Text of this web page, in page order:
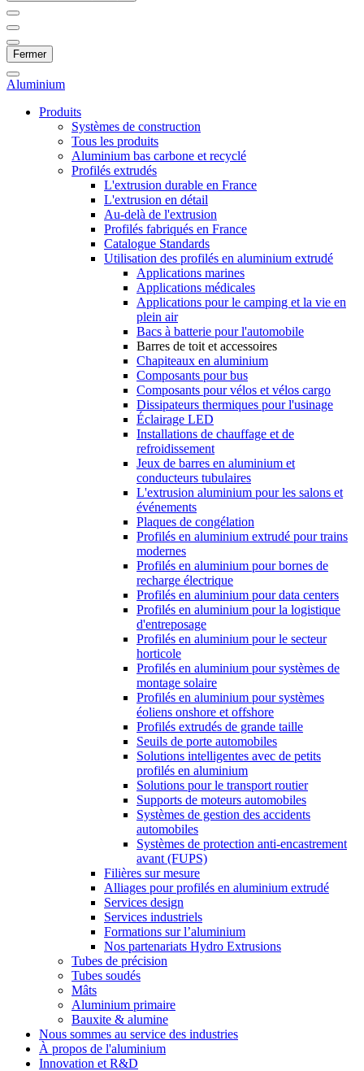
Fermer
Aluminium
Produits
Systèmes de construction
Tous les produits
Aluminium bas carbone et recyclé
Profilés extrudés
L'extrusion durable en France
L'extrusion en détail
Au-delà de l'extrusion
Profilés fabriqués en France
Catalogue Standards
Utilisation des profilés en aluminium extrudé
Applications marines
Applications médicales
Applications pour le camping et la vie en
plein air
Bacs à batterie pour l'automobile
Barres de toit et accessoires
Chapiteaux en aluminium
Composants pour bus
Composants pour vélos et vélos cargo
Dissipateurs thermiques pour l'usinage
Éclairage LED
Installations de chauffage et de
refroidissement
Jeux de barres en aluminium et
conducteurs tubulaires
L'extrusion aluminium pour les salons et
événements
Plaques de congélation
Profilés en aluminium extrudé pour trains
modernes
Profilés en aluminium pour bornes de
recharge électrique
Profilés en aluminium pour data centers
Profilés en aluminium pour la logistique
d'entreposage
Profilés en aluminium pour le secteur
horticole
Profilés en aluminium pour systèmes de
montage solaire
Profilés en aluminium pour systèmes
éoliens onshore et offshore
Profilés extrudés de grande taille
Seuils de porte automobiles
Solutions intelligentes avec de petits
profilés en aluminium
Solutions pour le transport routier
Supports de moteurs automobiles
Systèmes de gestion des accidents
automobiles
Systèmes de protection anti-encastrement
avant (FUPS)
Filières sur mesure
Alliages pour profilés en aluminium extrudé
Services design
Services industriels
Formations sur l’aluminium
Nos partenariats Hydro Extrusions
Tubes de précision
Tubes soudés
Mâts
Aluminium primaire
Bauxite & alumine
Nous sommes au service des industries
À propos de l'aluminium
Innovation et R&D